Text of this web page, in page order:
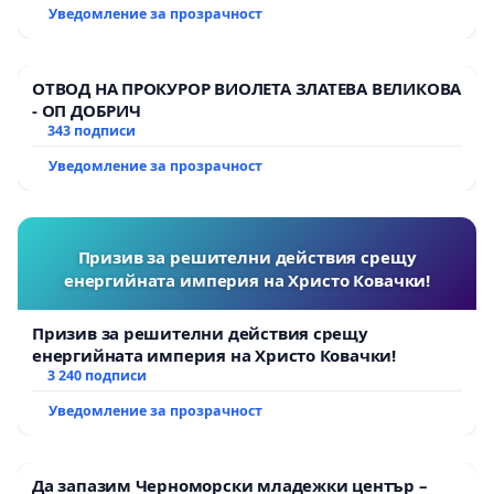
and music, he is the bass player in the band
ZRockradio more than once.
https://www.youtube.com/watch?v=PLKN_u4lPwg
The abuse of immigration detention is one of the
most cruel and personality crushing human rights
fighting to change this!
Legal Aid Center "Voice in Bulgaria" and Mission
petition
Уведомление за прозрачност
ОТВОД НА ПРОКУРОР ВИОЛЕТА ЗЛАТЕВА ВЕЛИКОВА
- ОП ДОБРИЧ
343 подписи
Уведомление за прозрачност
Призив за решителни действия срещу
енергийната империя на Христо Ковачки!
Призив за решителни действия срещу
енергийната империя на Христо Ковачки!
3 240 подписи
Уведомление за прозрачност
Да запазим Черноморски младежки център –